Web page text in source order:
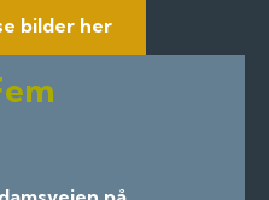
bilder her